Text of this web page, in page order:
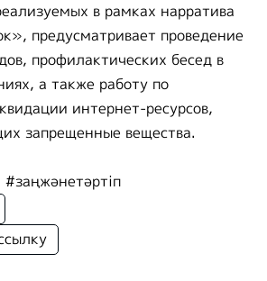
в рамках нарратива
предусматривает проведение
профилактических бесед в
а также работу по
интернет-ресурсов,
запрещенные вещества.